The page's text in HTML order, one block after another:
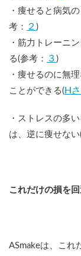
・痩せると病気
考：
２ )
・筋力トレーニ
る(参考：
３ )
・痩せるのに無
ことができる(H
・ストレスの多
は、逆に痩せない
これだけの損を
ASmakeは、これ